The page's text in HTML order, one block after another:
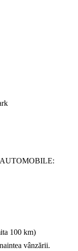
100 km)
vânzării.